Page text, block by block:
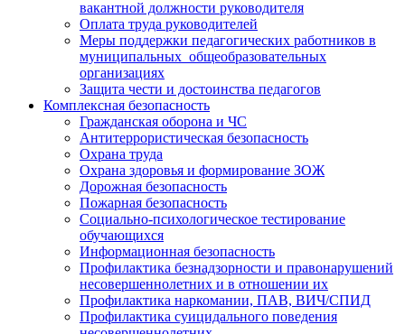
вакантной должности руководителя
Оплата труда руководителей
Меры поддержки педагогических работников в
муниципальных общеобразовательных
организациях
Защита чести и достоинства педагогов
Комплексная безопасность
Гражданская оборона и ЧС
Антитеррористическая безопасность
Охрана труда
Охрана здоровья и формирование ЗОЖ
Дорожная безопасность
Пожарная безопасность
Социально-психологическое тестирование
обучающихся
Информационная безопасность
Профилактика безнадзорности и правонарушений
несовершеннолетних и в отношении их
Профилактика наркомании, ПАВ, ВИЧ/СПИД
Профилактика суицидального поведения